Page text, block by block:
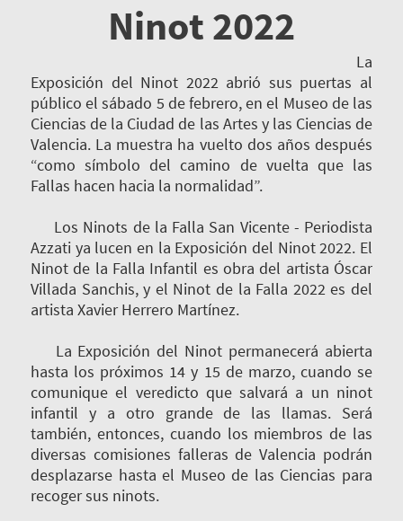
Ninot 2022
La
Exposición del Ninot 2022 abrió sus puertas al
público el sábado 5 de febrero, en el Museo de las
Ciencias de la Ciudad de las Artes y las Ciencias de
Valencia. La muestra ha vuelto dos años después
“como símbolo del camino de vuelta que las
Fallas hacen hacia la normalidad”.
Los Ninots de la Falla San Vicente - Periodista
Azzati ya lucen en la Exposición del Ninot 2022. El
Ninot de la Falla Infantil es obra del artista Óscar
Villada Sanchis, y el Ninot de la Falla 2022 es del
artista Xavier Herrero Martínez.
La Exposición del Ninot permanecerá abierta
hasta los próximos 14 y 15 de marzo, cuando se
comunique el veredicto que salvará a un ninot
infantil y a otro grande de las llamas. Será
también, entonces, cuando los miembros de las
diversas comisiones falleras de Valencia podrán
desplazarse hasta el Museo de las Ciencias para
recoger sus ninots.